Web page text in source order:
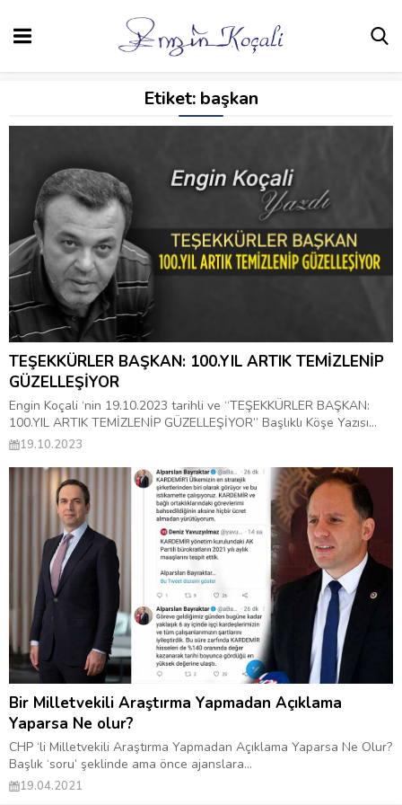
Etiket: başkan
TEŞEKKÜRLER BAŞKAN: 100.YIL ARTIK TEMİZLENİP
GÜZELLEŞİYOR
Engin Koçali ‘nin 19.10.2023 tarihli ve “TEŞEKKÜRLER BAŞKAN:
100.YIL ARTIK TEMİZLENİP GÜZELLEŞİYOR” Başlıklı Köşe Yazısı...
19.10.2023
Bir Milletvekili Araştırma Yapmadan Açıklama
Yaparsa Ne olur?
CHP ‘li Milletvekili Araştırma Yapmadan Açıklama Yaparsa Ne Olur?
Başlık ‘soru’ şeklinde ama önce ajanslara...
19.04.2021